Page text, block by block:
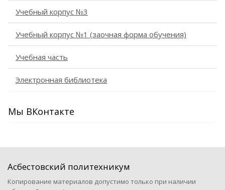
Учебный корпус №3
Учебный корпус №1 (заочная форма обучения)
Учебная часть
Электронная библиотека
Мы ВКонтакте
Асбестовский политехникум
Копирование материалов допустимо только при наличии